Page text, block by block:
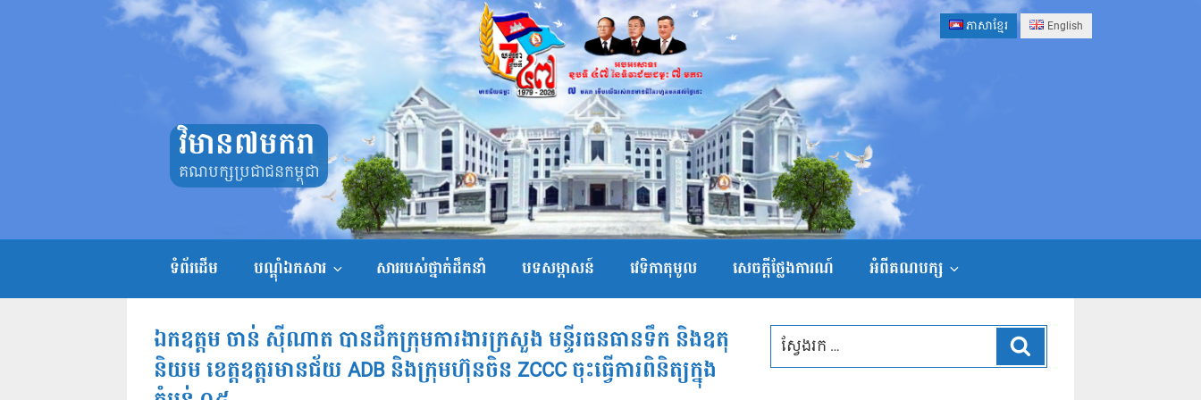
ភាសាខ្មែរ English
វិមាន៧មករា
គណបក្សប្រជាជនកម្ពុជា
ទំព័រដើម បណ្តុំឯកសារ សាររបស់ថ្នាក់ដឹកនាំ បទសម្ភាសន៍ វេទិកាតុមូល សេចក្ដីថ្លែងការណ៍ អំពីគណបក្ស
ឯកឧត្តម ចាន់ សុីណាត បានដឹកក្រុមការងារក្រសួង មន្ទីរធនធានទឹក និងឧតុ
និយម ខេត្តឧត្តរមានជ័យ ADB និងក្រុមហ៊ុនចិន ZCCC ចុះធ្វើការពិនិត្យក្នុង